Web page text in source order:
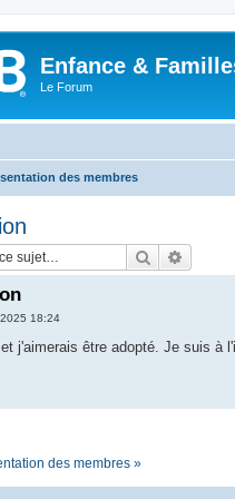
Enfance &
Le Forum
des membres
Rechercher
18:24
j'aimerais être adopté. Je suis
des membres »